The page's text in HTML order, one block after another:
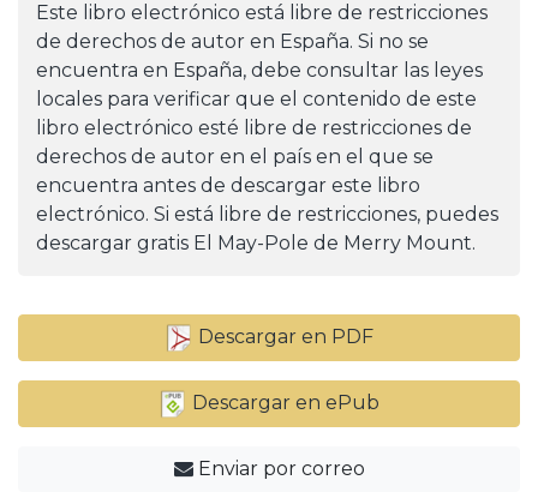
Este libro electrónico está libre de restricciones
de derechos de autor en España. Si no se
encuentra en España, debe consultar las leyes
locales para verificar que el contenido de este
libro electrónico esté libre de restricciones de
derechos de autor en el país en el que se
encuentra antes de descargar este libro
electrónico. Si está libre de restricciones, puedes
descargar gratis El May-Pole de Merry Mount.
Descargar en PDF
Descargar en ePub
Enviar por correo